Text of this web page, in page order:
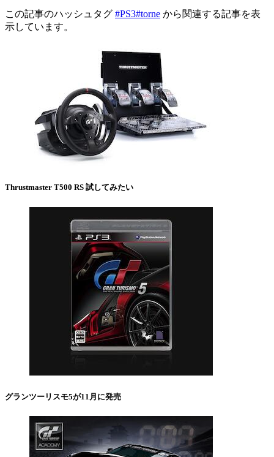
この記事のハッシュタグ #PS3#torne から関連する記事を表
示しています。
Thrustmaster T500 RS 試してみたい
グランツーリスモ5が11月に発売